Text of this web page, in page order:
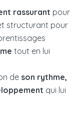
rassurant pour
structurant pour
tout en lui
de son rythme,
qui lui